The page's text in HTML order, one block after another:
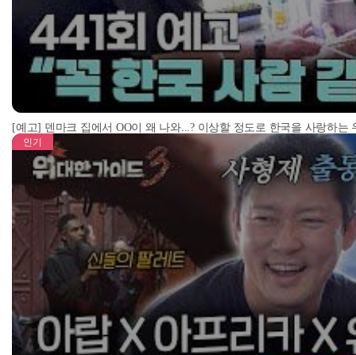
[예고] 덴마크 집에서 OO이 왜 나와...? 이상할 정도로 한국을 사랑하는
인기